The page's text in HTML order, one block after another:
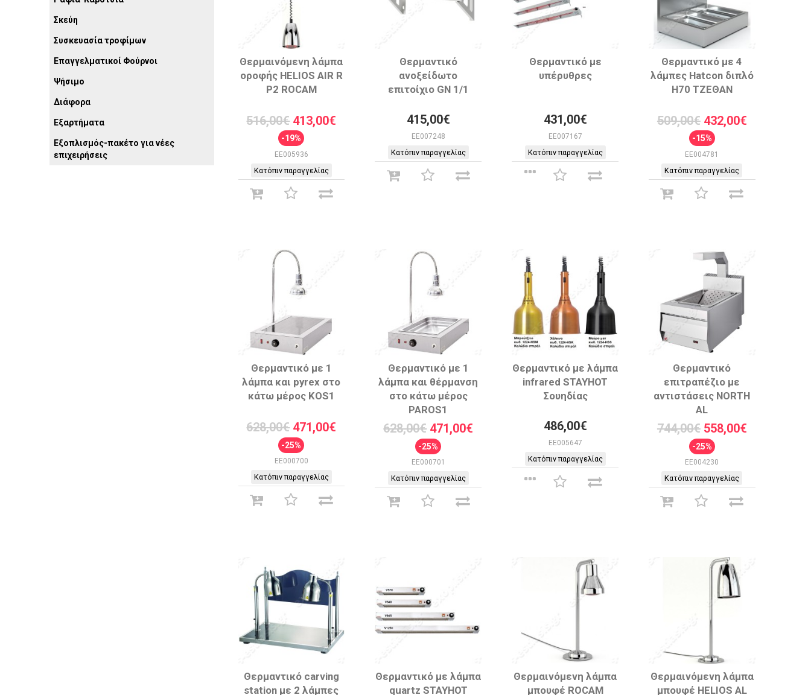
Σκεύη
Συσκευασία τροφίμων
Επαγγελματικοί Φούρνοι
Ψήσιμο
Διάφορα
Εξαρτήματα
Εξοπλισμός-πακέτο για νέες
επιχειρήσεις
Θερμαινόμενη λάμπα
οροφής HELIOS AIR R
P2 ROCAM
516,00€ 413,00€
-19%
EE005936
Κατόπιν παραγγελίας
Θερμαντικό
ανοξείδωτο
επιτοίχιο GN 1/1
415,00€
EE007248
Κατόπιν παραγγελίας
Θερμαντικό με
υπέρυθρες
431,00€
EE007167
Κατόπιν παραγγελίας
Θερμαντικό με 4
λάμπες Hatcon διπλό
Η70 ΤΖΕΘΑΝ
509,00€ 432,00€
-15%
EE004781
Κατόπιν παραγγελίας
Θερμαντικό με 1
λάμπα και pyrex στο
κάτω μέρος KOS1
628,00€ 471,00€
-25%
EE000700
Κατόπιν παραγγελίας
Θερμαντικό με 1
λάμπα και θέρμανση
στο κάτω μέρος
PAROS1
628,00€ 471,00€
-25%
EE000701
Κατόπιν παραγγελίας
Θερμαντικό με λάμπα
infrared STAYHOT
Σουηδίας
486,00€
EE005647
Κατόπιν παραγγελίας
Θερμαντικό
επιτραπέζιο με
αντιστάσεις NORTH
AL
744,00€ 558,00€
-25%
EE004230
Κατόπιν παραγγελίας
Θερμαντικό carving
station με 2 λάμπες
Θερμαντικό με λάμπα
quartz STAYHOT
Θερμαινόμενη λάμπα
μπουφέ ROCAM
Θερμαινόμενη λάμπα
μπουφέ HELIOS AL